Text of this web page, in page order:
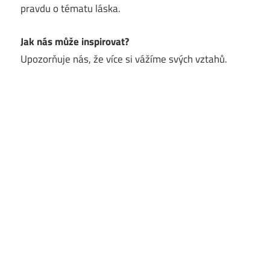
pravdu o tématu láska.
Jak nás může inspirovat?
Upozorňuje nás, že více si vážíme svých vztahů.